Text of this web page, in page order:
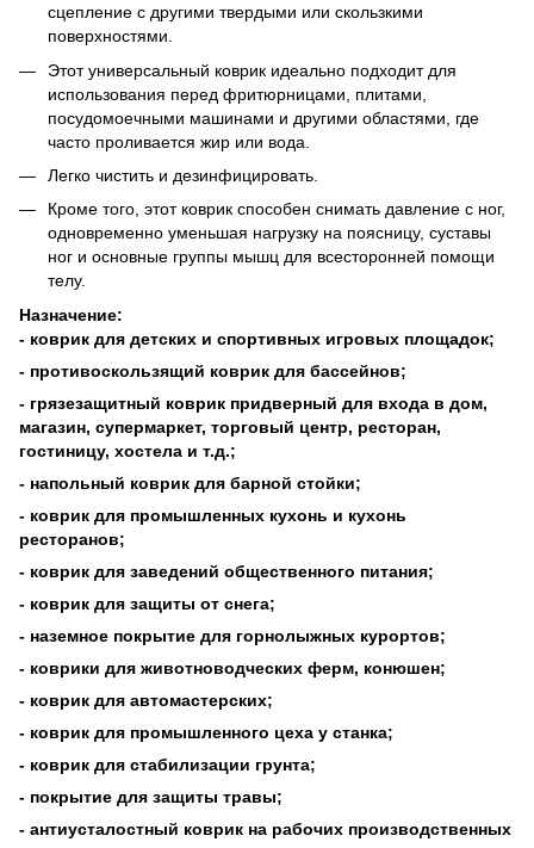
сцепление с другими твердыми или скользкими
поверхностями.
Этот универсальный коврик идеально подходит для
использования перед фритюрницами, плитами,
посудомоечными машинами и другими областями, где
часто проливается жир или вода.
Легко чистить и дезинфицировать.
Кроме того, этот коврик способен снимать давление с ног,
одновременно уменьшая нагрузку на поясницу, суставы
ног и основные группы мышц для всесторонней помощи
телу.
Назначение:
- коврик для детских и спортивных игровых площадок;
- противоскользящий коврик для бассейнов;
- грязезащитный коврик придверный для входа в дом,
магазин, супермаркет, торговый центр, ресторан,
гостиницу, хостела и т.д.;
- напольный коврик для барной стойки;
- коврик для промышленных кухонь и кухонь
ресторанов;
- коврик для заведений общественного питания;
- коврик для защиты от снега;
- наземное покрытие для горнолыжных курортов;
- коврики для животноводческих ферм, конюшен;
- коврик для автомастерских;
- коврик для промышленного цеха у станка;
- коврик для стабилизации грунта;
- покрытие для защиты травы;
- антиусталостный коврик на рабочих производственных